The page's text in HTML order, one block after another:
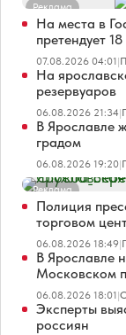
Реклама
На места в
претендует
07.08.2026 04:01|
На
резервуаров
06.08.2026 21:34|
В Ярославле
градом
06.08.2026 19:20|
Реклама
Полиция
торговом
06.08.2026 18:49|
В Ярославле
Московском
06.08.2026 18:01|
Эксперты
россиян